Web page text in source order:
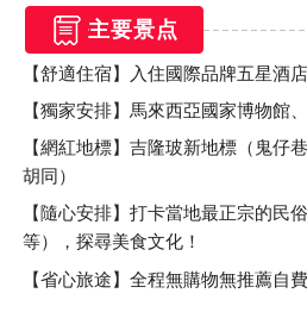
主要景点
【舒適住宿】入住國際品牌五星酒
【獨家安排】馬來西亞國家博物館
【網紅地標】吉隆玻新地標（鬼仔
胡同）
【隨心安排】打卡當地最正宗的民
等），探尋美食文化！
【省心旅途】全程無購物無推薦自